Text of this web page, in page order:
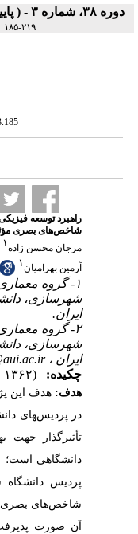
دوره ۳۸، شماره ۳ - ( پاییز ۱۴۰۴ )
۲۱۹-۱۸۵
راهبرد توسعه
شاخص‌های بصری
مرجان محسن زاده۱
آرمین بهرامیان۱
۱- گروه
شهرسازی،
ایران.
۲- گروه
شهرسازی،
ایران ،
چکیده:
(۱۳۶۲ مشاهده)
هدف: هدف این
در پردیس‌‍­های
تأثیرگذار جهت
دانشگاهی است؛
پردیس­
شاخص‌­های بصری
آن صورت